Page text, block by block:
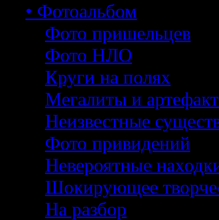
• Фотоальбом
Фото пришельцев
Фото НЛО
Круги на полях
Мегалиты и
Неизвестные
Фото привидений
Невероятные
Шокирующее
На разбор